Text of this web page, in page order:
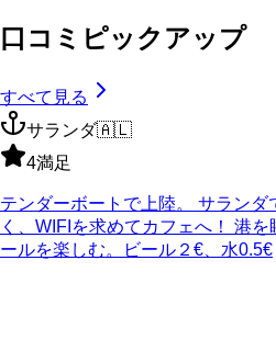
口コミピックアップ
すべて見る
サランダ🇦🇱
4満足
テンダーボートで上陸。 サラン
く、WIFIを求めてカフェへ！ 港
ールを楽しむ。ビール２€、水0.5€